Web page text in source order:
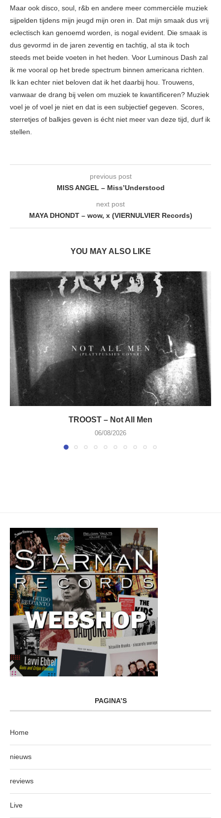
Maar ook disco, soul, r&b en andere meer commerciële muziek
sijpelden tijdens mijn jeugd mijn oren in. Dat mijn smaak dus vrij
eclectisch kan genoemd worden, is nogal evident. Die smaak is
dus gevormd in de jaren zeventig en tachtig, al sta ik toch
steeds met beide voeten in het heden. Voor Luminous Dash zal
ik me vooral op het brede spectrum binnen americana richten.
Ik kan echter niet beloven dat ik het daarbij hou. Trouwens,
vanwaar de drang bij velen om muziek te kwantificeren? Muziek
voel je of voel je niet en dat is een subjectief gegeven. Scores,
sterretjes of balkjes geven is écht niet meer van deze tijd, durf ik
stellen.
previous post
MISS ANGEL – Miss’Understood
next post
MAYA DHONDT – wow, x (VIERNULVIER Records)
YOU MAY ALSO LIKE
TROOST – Not All Men
06/08/2026
PAGINA’S
Home
nieuws
reviews
Live